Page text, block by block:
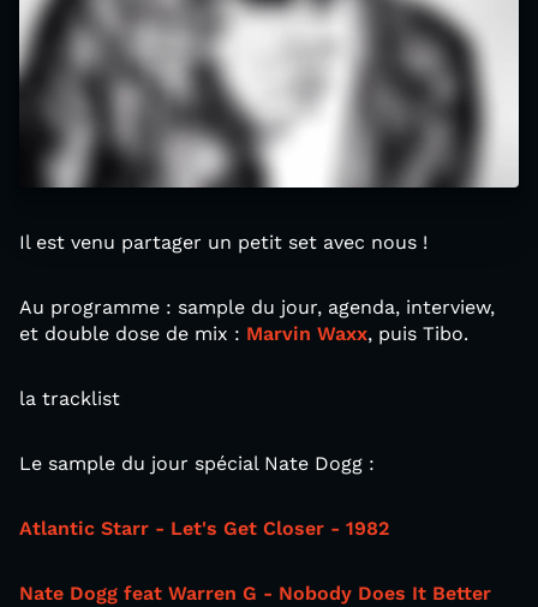
Il est venu partager un petit set avec nous !
Au programme : sample du jour, agenda, interview,
et double dose de mix : Marvin Waxx, puis Tibo.
la tracklist
Le sample du jour spécial Nate Dogg :
Atlantic Starr - Let's Get Closer - 1982
Nate Dogg feat Warren G - Nobody Does It Better